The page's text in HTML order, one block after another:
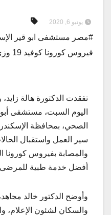
يونيو 6, 2020
#مصر مستشفى ابو قير
فيروس كورونا كوفيد 19 وزي ة الصحة د. هاله زايد
تفقدت الدكتورة هالة
اليوم السبت، مستشفى
الصحي، بمحافظة
سير العمل واستقبال
والمصابة بفيروس كورونا
أفضل خدمة طبية
وأوضح الدكتور خالد
والسكان لشئون الإعلام،